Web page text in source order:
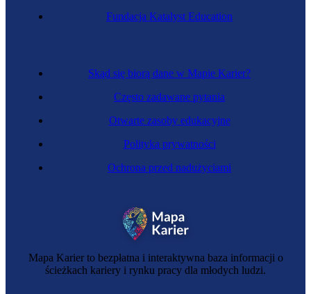
Doradczyni firm farmaceutycznych
Mapa Karier to bezpłatna i interaktywna baza informacji o
ścieżkach kariery i rynku pracy dla młodych ludzi.
Skąd się biorą dane w Mapie Karier?
Często zadawane pytania
Otwarte zasoby edukacyjne
Polityka prywatności
Ochrona przed nadużyciami
Fundacja Katalyst Education